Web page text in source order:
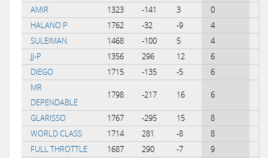
AMIR
1323 -141 3 0
HALANO P
1762 -32 -9 4
SULEIMAN
1468 -100 5 4
JJ-P
1356 296 12 6
DIEGO
1715 -135 -5 6
MR
DEPENDABLE
1798 -217 16 6
GLARISSO 1767 -295 15 8
WORLD CLASS
1714 281 -8 8
FULL THROTTLE
1687 290 -7 9